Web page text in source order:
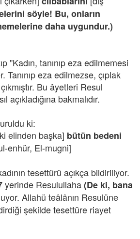
söyle! Bu, onların
daha uygundur.)
"Kadın, tanınıp eza edilmemesi
Tanınıp eza edilmezse, çıplak
Bu âyetleri Resul
açıkladığına bakmalıdır.
ki:
elinden başka] bütün bedeni
enhür, El-mugni]
tesettürü açıkça bildiriliyor.
yerinde Resulullaha(De ki, bana
Allahü teâlânın Resulüne
şekilde tesettüre riayet